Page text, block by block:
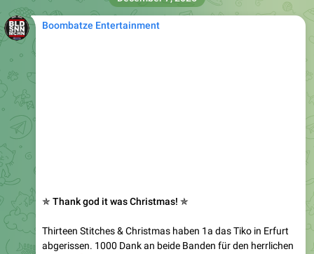
Boombatze Entertainment
✯ Thank god it was Christmas! ✯
Thirteen Stitches & Christmas haben 1a das Tiko in Erfurt
abgerissen. 1000 Dank an beide Banden für den herrlichen